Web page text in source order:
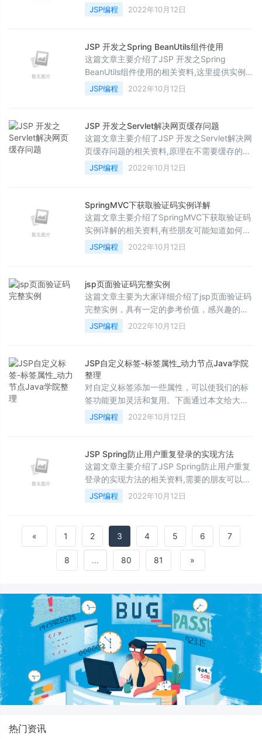
片，让其显示到页面上，再用js方法能刷新验
证码，可以用ajax得到用户输入的值经过
户，需要的朋友可以参考下
JSP编程 2022年10月12日
JSP 开发之Spring BeanUtils组件使用
这篇文章主要介绍了JSP 开发之Spring
BeanUtils组件使用的相关资料,这里提供实例
帮助大家理解如何使用Spring BeanUtils组件,
需要的朋友可以参考下
JSP编程 2022年10月12日
JSP 开发之Servlet解决网页缓存问题
这篇文章主要介绍了JSP 开发之Servlet解决网
页缓存问题的相关资料,原理在不需要缓存的页
面中需要实现不缓存页面，需要的朋友可以参
考下
JSP编程 2022年10月12日
SpringMVC下获取验证码实例详解
这篇文章主要介绍了SpringMVC下获取验证码
实例详解的相关资料,有些朋友可能知道如何在
原生的 servlet 下返回生成的验证码图片/或者
其他图片, 而不知道如何在 SpringMVC 下返回
JSP编程 2022年10月12日
jsp页面验证码完整实例
这篇文章主要为大家详细介绍了jsp页面验证码
完整实例，具有一定的参考价值，感兴趣的小
伙伴们可以参考一下
JSP编程 2022年10月12日
JSP自定义标签-标签属性_动力节点Java学院
整理
对自定义标签添加一些属性，可以使我们的标
签功能更加灵活和复用。下面通过本文给大家
分享JSP自定义标签-标签属性的相关知识，感
兴趣的朋友一起看看吧
JSP编程 2022年10月12日
JSP Spring防止用户重复登录的实现方法
这篇文章主要介绍了JSP Spring防止用户重复
登录的实现方法的相关资料,需要的朋友可以参
考下
JSP编程 2022年10月12日
« 1 2 3 4 5 6 7
8 ... 80 81 »
热门资讯